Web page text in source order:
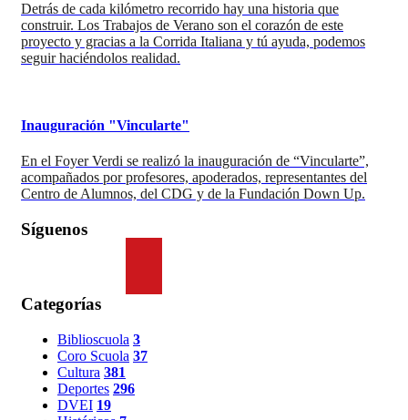
Detrás de cada kilómetro recorrido hay una historia que
construir. Los Trabajos de Verano son el corazón de este
proyecto y gracias a la Corrida Italiana y tú ayuda, podemos
seguir haciéndolos realidad.
Inauguración "Vincularte"
En el Foyer Verdi se realizó la inauguración de “Vincularte”,
acompañados por profesores, apoderados, representantes del
Centro de Alumnos, del CDG y de la Fundación Down Up.
Síguenos
Categorías
Biblioscuola 3
Coro Scuola 37
Cultura 381
Deportes 296
DVEI 19